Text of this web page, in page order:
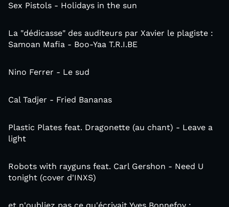
Sex Pistols - Holidays in the sun
La "dédicasse" des auditeurs par Xavier le plagiste :
Samoan Mafia - Boo-Yaa T.R.I.BE
Nino Ferrer - Le sud
Cal Tadjer - Fried Bananas
Plastic Plates feat. Dragonette (au chant) - Leave a
light
Robots with rayguns feat. Carl Gershon - Need U
tonight (cover d'INXS)